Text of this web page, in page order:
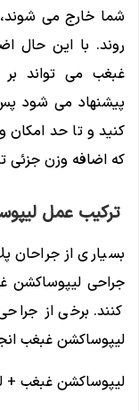
شما خارج می
روند. با این حال
غبغب می تواند بر
پیشنهاد می شود
کنید و تا حد امکان
که اضافه وزن جزئی
ترکیب عمل
بسیاری از جراحان
جراحی لیپوساکشن
کنند. برخی از
لیپوساکشن غبغب
لیپوساکشن غبغب +